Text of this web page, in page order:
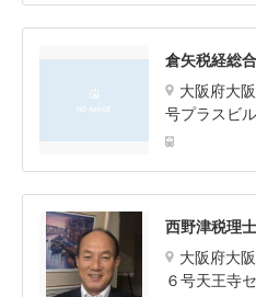
倉矢税経総
大阪府大
号プラスビ
西野津税理
大阪府大
６号天王寺